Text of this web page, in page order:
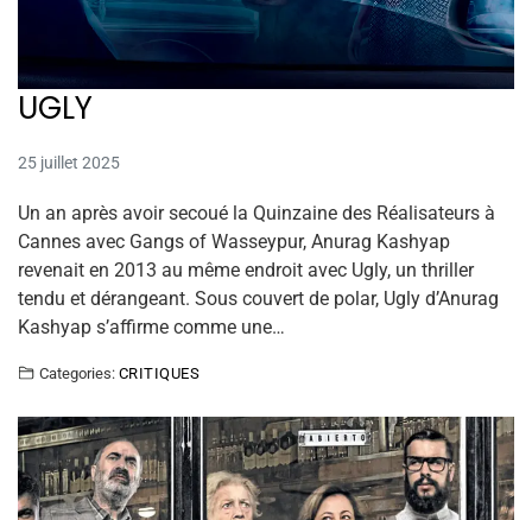
UGLY
25 juillet 2025
Un an après avoir secoué la Quinzaine des Réalisateurs à
Cannes avec Gangs of Wasseypur, Anurag Kashyap
revenait en 2013 au même endroit avec Ugly, un thriller
tendu et dérangeant. Sous couvert de polar, Ugly d’Anurag
Kashyap s’affirme comme une…
Categories: CRITIQUES